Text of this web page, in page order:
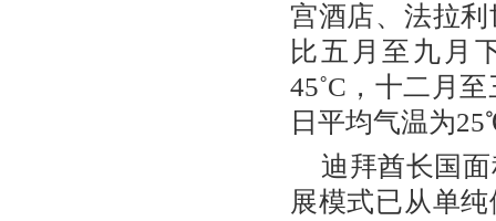
宫酒店、法拉
比五月至九月
45˚C，十二月
日平均气温为
迪拜酋长国
展模式已从单